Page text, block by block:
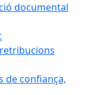
documental
de confiança,